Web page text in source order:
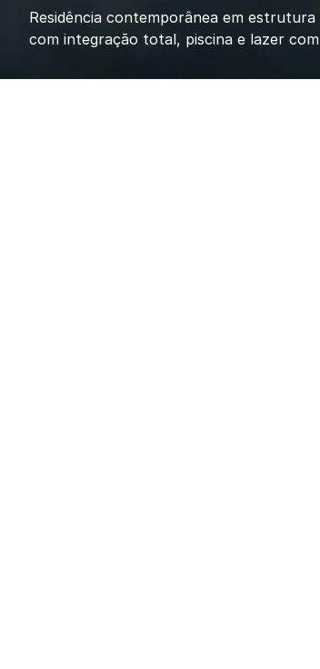
Residência contemporânea em
com integração total, piscina e lazer